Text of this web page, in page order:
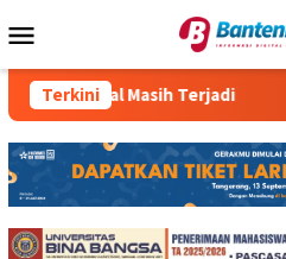
ke
Mobile
Terkini
PMI Ilegal Masih Terjadi